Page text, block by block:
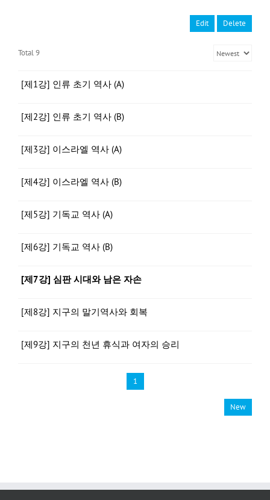
Edit Delete
Total 9
[제1강] 인류 초기 역사 (A)
[제2강] 인류 초기 역사 (B)
[제3강] 이스라엘 역사 (A)
[제4강] 이스라엘 역사 (B)
[제5강] 기독교 역사 (A)
[제6강] 기독교 역사 (B)
[제7강] 심판 시대와 남은 자손
[제8강] 지구의 말기역사와 회복
[제9강] 지구의 천년 휴식과 여자의 승리
1
New